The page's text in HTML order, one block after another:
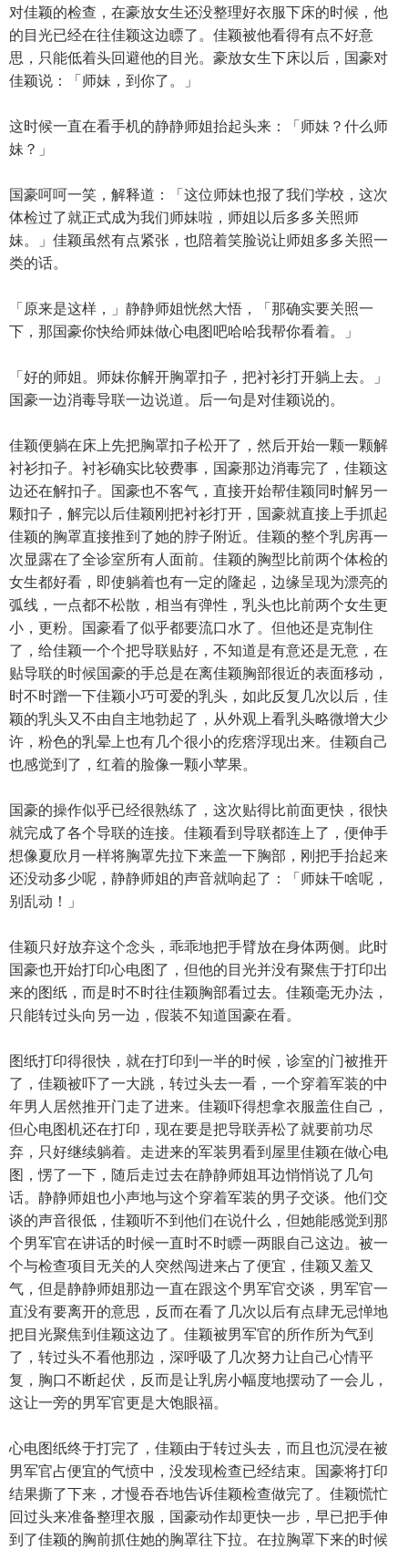
对佳颖的检查，在豪放女生还没整理好衣服下床的时候，他
的目光已经在往佳颖这边瞟了。佳颖被他看得有点不好意
思，只能低着头回避他的目光。豪放女生下床以后，国豪对
佳颖说：「师妹，到你了。」
这时候一直在看手机的静静师姐抬起头来：「师妹？什么师
妹？」
国豪呵呵一笑，解释道：「这位师妹也报了我们学校，这次
体检过了就正式成为我们师妹啦，师姐以后多多关照师
妹。」佳颖虽然有点紧张，也陪着笑脸说让师姐多多关照一
类的话。
「原来是这样，」静静师姐恍然大悟，「那确实要关照一
下，那国豪你快给师妹做心电图吧哈哈我帮你看着。」
「好的师姐。师妹你解开胸罩扣子，把衬衫打开躺上去。」
国豪一边消毒导联一边说道。后一句是对佳颖说的。
佳颖便躺在床上先把胸罩扣子松开了，然后开始一颗一颗解
衬衫扣子。衬衫确实比较费事，国豪那边消毒完了，佳颖这
边还在解扣子。国豪也不客气，直接开始帮佳颖同时解另一
颗扣子，解完以后佳颖刚把衬衫打开，国豪就直接上手抓起
佳颖的胸罩直接推到了她的脖子附近。佳颖的整个乳房再一
次显露在了全诊室所有人面前。佳颖的胸型比前两个体检的
女生都好看，即使躺着也有一定的隆起，边缘呈现为漂亮的
弧线，一点都不松散，相当有弹性，乳头也比前两个女生更
小，更粉。国豪看了似乎都要流口水了。但他还是克制住
了，给佳颖一个个把导联贴好，不知道是有意还是无意，在
贴导联的时候国豪的手总是在离佳颖胸部很近的表面移动，
时不时蹭一下佳颖小巧可爱的乳头，如此反复几次以后，佳
颖的乳头又不由自主地勃起了，从外观上看乳头略微增大少
许，粉色的乳晕上也有几个很小的疙瘩浮现出来。佳颖自己
也感觉到了，红着的脸像一颗小苹果。
国豪的操作似乎已经很熟练了，这次贴得比前面更快，很快
就完成了各个导联的连接。佳颖看到导联都连上了，便伸手
想像夏欣月一样将胸罩先拉下来盖一下胸部，刚把手抬起来
还没动多少呢，静静师姐的声音就响起了：「师妹干啥呢，
别乱动！」
佳颖只好放弃这个念头，乖乖地把手臂放在身体两侧。此时
国豪也开始打印心电图了，但他的目光并没有聚焦于打印出
来的图纸，而是时不时往佳颖胸部看过去。佳颖毫无办法，
只能转过头向另一边，假装不知道国豪在看。
图纸打印得很快，就在打印到一半的时候，诊室的门被推开
了，佳颖被吓了一大跳，转过头去一看，一个穿着军装的中
年男人居然推开门走了进来。佳颖吓得想拿衣服盖住自己，
但心电图机还在打印，现在要是把导联弄松了就要前功尽
弃，只好继续躺着。走进来的军装男看到屋里佳颖在做心电
图，愣了一下，随后走过去在静静师姐耳边悄悄说了几句
话。静静师姐也小声地与这个穿着军装的男子交谈。他们交
谈的声音很低，佳颖听不到他们在说什么，但她能感觉到那
个男军官在讲话的时候一直时不时瞟一两眼自己这边。被一
个与检查项目无关的人突然闯进来占了便宜，佳颖又羞又
气，但是静静师姐那边一直在跟这个男军官交谈，男军官一
直没有要离开的意思，反而在看了几次以后有点肆无忌惮地
把目光聚焦到佳颖这边了。佳颖被男军官的所作所为气到
了，转过头不看他那边，深呼吸了几次努力让自己心情平
复，胸口不断起伏，反而是让乳房小幅度地摆动了一会儿，
这让一旁的男军官更是大饱眼福。
心电图纸终于打完了，佳颖由于转过头去，而且也沉浸在被
男军官占便宜的气愤中，没发现检查已经结束。国豪将打印
结果撕了下来，才慢吞吞地告诉佳颖检查做完了。佳颖慌忙
回过头来准备整理衣服，国豪动作却更快一步，早已把手伸
到了佳颖的胸前抓住她的胸罩往下拉。在拉胸罩下来的时候